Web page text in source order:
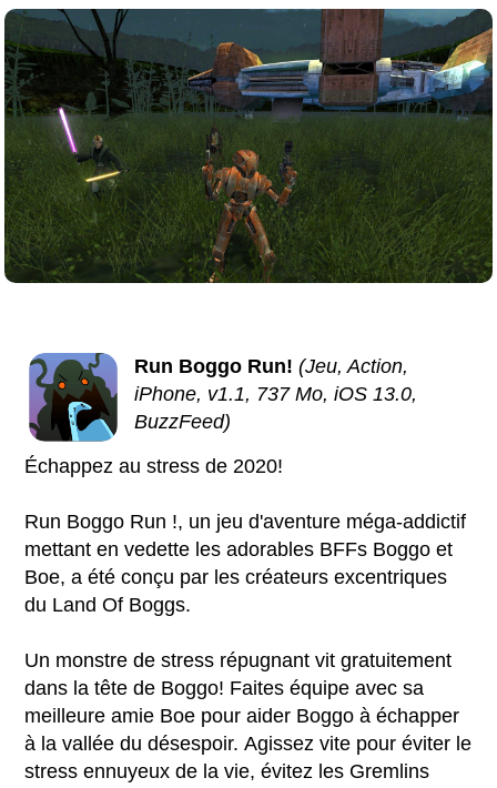
Run Boggo Run! (Jeu, Action,
iPhone, v1.1, 737 Mo, iOS 13.0,
BuzzFeed)
Échappez au stress de 2020!
Run Boggo Run !, un jeu d'aventure méga-addictif
mettant en vedette les adorables BFFs Boggo et
Boe, a été conçu par les créateurs excentriques
du Land Of Boggs.
Un monstre de stress répugnant vit gratuitement
dans la tête de Boggo! Faites équipe avec sa
meilleure amie Boe pour aider Boggo à échapper
à la vallée du désespoir. Agissez vite pour éviter le
stress ennuyeux de la vie, évitez les Gremlins